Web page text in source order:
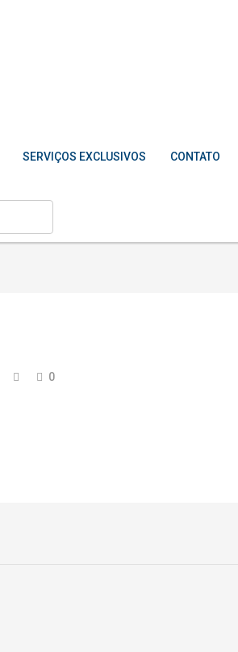
SERVIÇOS EXCLUSIVOS CONTATO
0